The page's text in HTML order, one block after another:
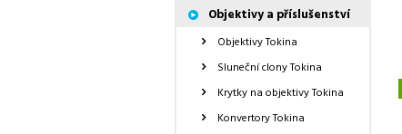
Objektivy a příslušenství
Objektivy Tokina
Sluneční clony Tokina
Krytky na objektivy Tokina
Konvertory Tokina